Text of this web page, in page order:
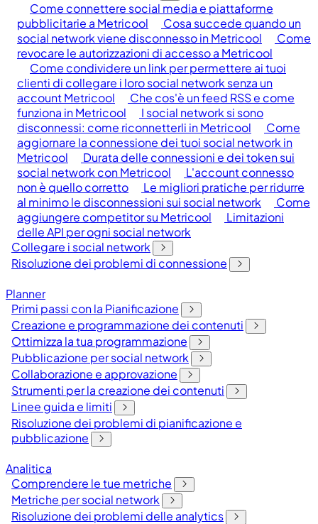
Come connettere social media e piattaforme
pubblicitarie a Metricool
Cosa succede quando un
social network viene disconnesso in Metricool
Come
revocare le autorizzazioni di accesso a Metricool
Come condividere un link per permettere ai tuoi
clienti di collegare i loro social network senza un
account Metricool
Che cos'è un feed RSS e come
funziona in Metricool
I social network si sono
disconnessi: come riconnetterli in Metricool
Come
aggiornare la connessione dei tuoi social network in
Metricool
Durata delle connessioni e dei token sui
social network con Metricool
L'account connesso
non è quello corretto
Le migliori pratiche per ridurre
al minimo le disconnessioni sui social network
Come
aggiungere competitor su Metricool
Limitazioni
delle API per ogni social network
Collegare i social network
Risoluzione dei problemi di connessione
Planner
Primi passi con la Pianificazione
Creazione e programmazione dei contenuti
Ottimizza la tua programmazione
Pubblicazione per social network
Collaborazione e approvazione
Strumenti per la creazione dei contenuti
Linee guida e limiti
Risoluzione dei problemi di pianificazione e
pubblicazione
Analitica
Comprendere le tue metriche
Metriche per social network
Risoluzione dei problemi delle analytics